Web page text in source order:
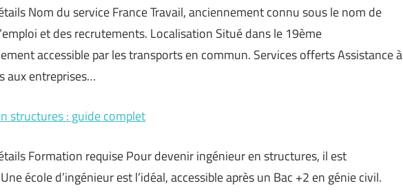
Nom du service France Travail, anciennement connu sous le nom de
et des recrutements. Localisation Situé dans le 19ème
accessible par les transports en commun. Services offerts Assistance à
aux entreprises…
structures : guide complet
Formation requise Pour devenir ingénieur en structures, il est
école d’ingénieur est l’idéal, accessible après un Bac +2 en génie civil.